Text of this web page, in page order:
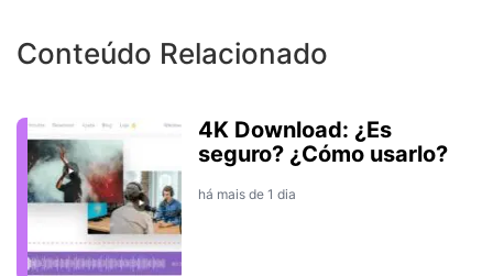
Conteúdo Relacionado
4K Download: ¿Es
seguro? ¿Cómo usarlo?
há mais de 1 dia